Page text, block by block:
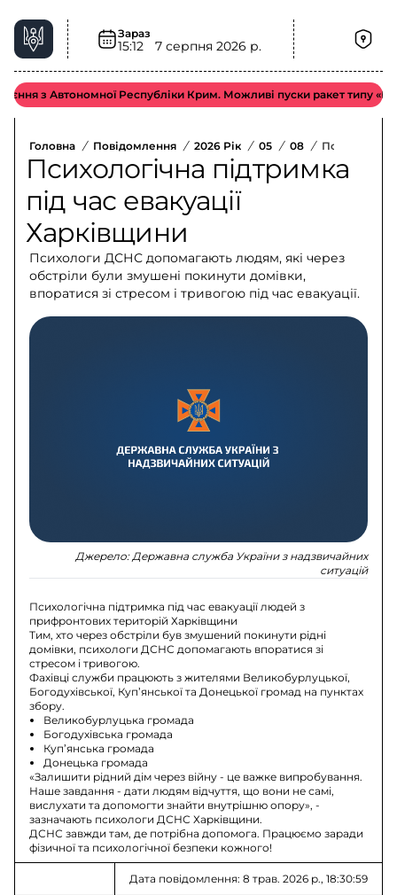
Зараз
15:12 7 серпня 2026 р.
з Автономної Республіки Крим. Можливі пуски ракет типу
Головна / Повідомлення / 2026 Рік / 05 / 08 /
Психологічна підтримка
під час евакуації
Харківщини
Психологи ДСНС допомагають людям, які через
обстріли були змушені покинути домівки,
впоратися зі стресом і тривогою під час евакуації.
Джерело: Державна служба України з надзвичайних
ситуацій
Психологічна підтримка під час евакуації людей з
прифронтових територій Харківщини
Тим, хто через обстріли був змушений покинути рідні
домівки, психологи ДСНС допомагають впоратися зі
стресом і тривогою.
Фахівці служби працюють з жителями Великобурлуцької,
Богодухівської, Куп’янської та Донецької громад на пунктах
збору.
Великобурлуцька громада
Богодухівська громада
Куп’янська громада
Донецька громада
«Залишити рідний дім через війну - це важке випробування.
Наше завдання - дати людям відчуття, що вони не самі,
вислухати та допомогти знайти внутрішню опору», -
зазначають психологи ДСНС Харківщини.
ДСНС завжди там, де потрібна допомога. Працюємо заради
фізичної та психологічної безпеки кожного!
Дата повідомлення: 8 трав. 2026 р., 18:30:59